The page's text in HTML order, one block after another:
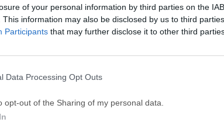
of your personal information by third parties on the
This information may also be disclosed by us to third
Participants that may further disclose it to other third
Data Processing Opt Outs
opt-out of the Sharing of my personal data.
Top Descargas
OKX - Buy Bitcoin or Ethereum